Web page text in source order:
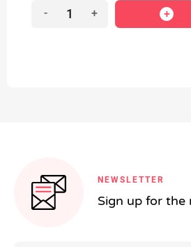
- +
NEWSLETTER
Sign up for the